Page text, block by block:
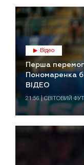
Відео
Перша
Пономаренка
ВІДЕО
21:56 | СВІТОВИЙ